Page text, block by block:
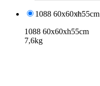
1088
1088 60x60xh55cm
7,6kg